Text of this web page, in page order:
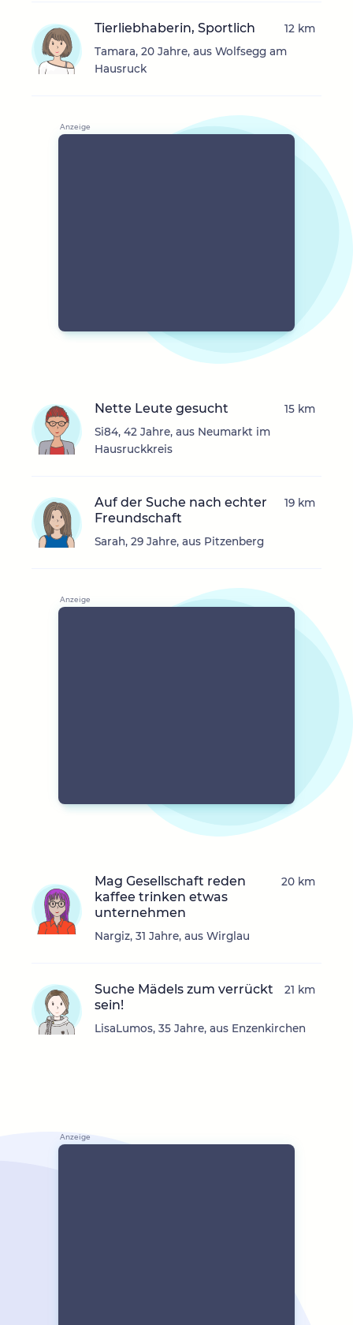
Tierliebhaberin, Sportlich
Tamara, 20 Jahre, aus Wolfsegg am
Hausruck
12 km
Nette Leute gesucht
Si84, 42 Jahre, aus Neumarkt im
Hausruckkreis
15 km
Auf der Suche nach echter
Freundschaft
Sarah, 29 Jahre, aus Pitzenberg
19 km
Mag Gesellschaft reden
kaffee trinken etwas
unternehmen
Nargiz, 31 Jahre, aus Wirglau
20 km
Suche Mädels zum verrückt
sein!
LisaLumos, 35 Jahre, aus Enzenkirchen
21 km